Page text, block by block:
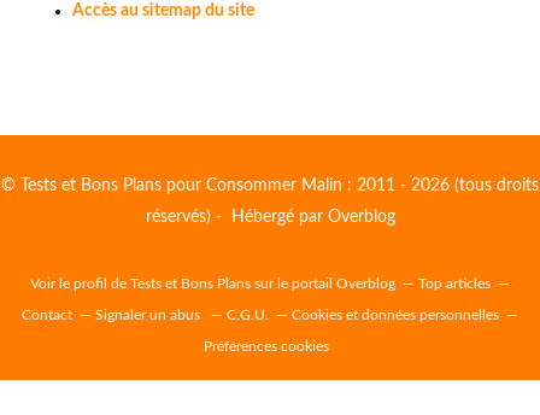
Accès au sitemap du site
© Tests et Bons Plans pour Consommer Malin : 2011 - 2026 (tous droits
réservés) - Hébergé par Overblog
Voir le profil de Tests et Bons Plans sur le portail Overblog Top articles
Contact Signaler un abus C.G.U. Cookies et données personnelles
Préférences cookies